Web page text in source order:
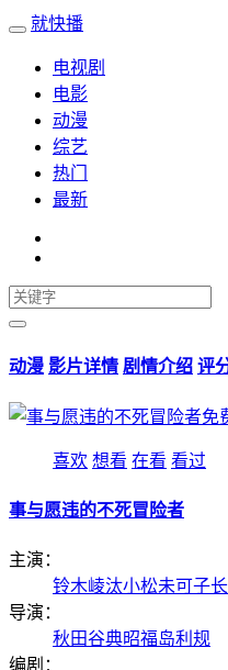
就快播
电视剧
电影
动漫
综艺
热门
最新
动漫 影片详情 剧情介绍 评
喜欢 想看 在看 看过
事与愿违的不死冒险者
主演：
铃木崚汰小松未可子
导演：
秋田谷典昭福岛利规
编剧：